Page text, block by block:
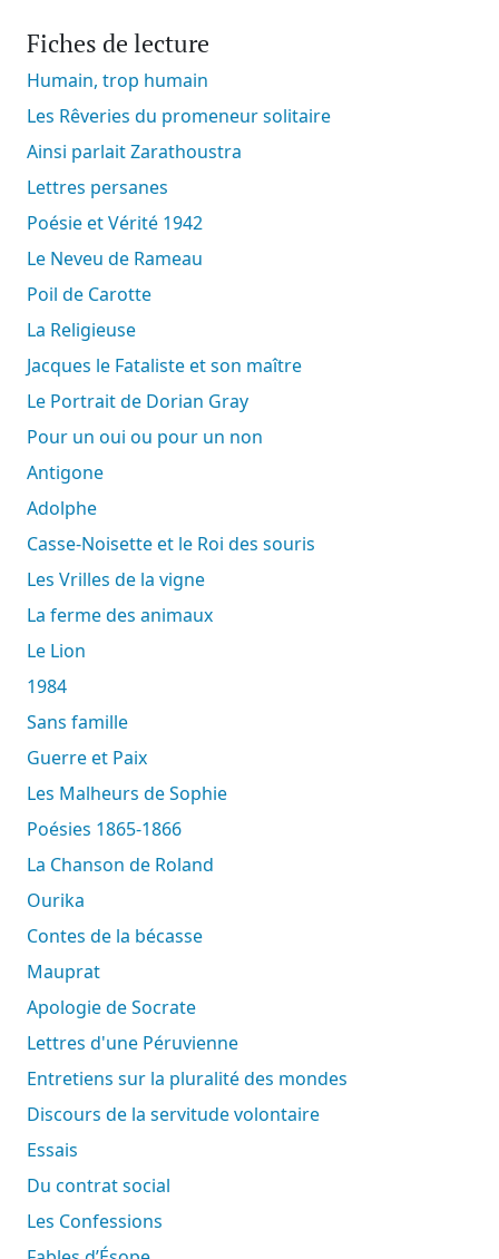
Fiches de lecture
Humain, trop humain
Les Rêveries du promeneur solitaire
Ainsi parlait Zarathoustra
Lettres persanes
Poésie et Vérité 1942
Le Neveu de Rameau
Poil de Carotte
La Religieuse
Jacques le Fataliste et son maître
Le Portrait de Dorian Gray
Pour un oui ou pour un non
Antigone
Adolphe
Casse-Noisette et le Roi des souris
Les Vrilles de la vigne
La ferme des animaux
Le Lion
1984
Sans famille
Guerre et Paix
Les Malheurs de Sophie
Poésies 1865-1866
La Chanson de Roland
Ourika
Contes de la bécasse
Mauprat
Apologie de Socrate
Lettres d'une Péruvienne
Entretiens sur la pluralité des mondes
Discours de la servitude volontaire
Essais
Du contrat social
Les Confessions